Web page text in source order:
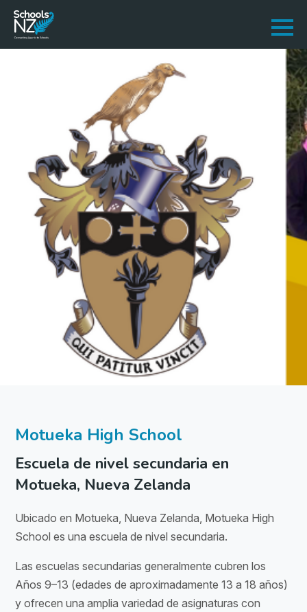
Motueka High School
Escuela de nivel secundaria en
Motueka, Nueva Zelanda
Ubicado en Motueka, Nueva Zelanda, Motueka High
School es una escuela de nivel secundaria.
Las escuelas secundarias generalmente cubren los
Años 9–13 (edades de aproximadamente 13 a 18 años)
y ofrecen una amplia variedad de asignaturas con